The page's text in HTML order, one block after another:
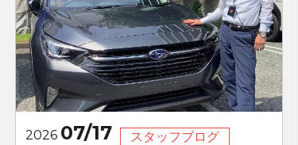
2026 07/17
スタッフブログ